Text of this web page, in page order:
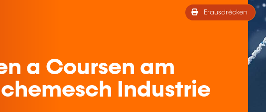
Erausdrécken
a Coursen am
Industrie